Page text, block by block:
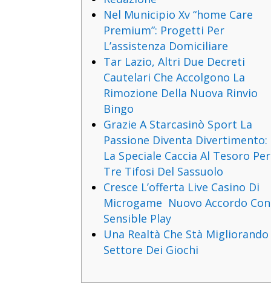
Nel Municipio Xv “home Care
Premium”: Progetti Per
L’assistenza Domiciliare
Tar Lazio, Altri Due Decreti
Cautelari Che Accolgono La
Rimozione Della Nuova Rinvio
Bingo
Grazie A Starcasinò Sport La
Passione Diventa Divertimento:
La Speciale Caccia Al Tesoro Per
Tre Tifosi Del Sassuolo
Cresce L’offerta Live Casino Di
Microgame Nuovo Accordo Con
Sensible Play
Una Realtà Che Stà Migliorando
Settore Dei Giochi